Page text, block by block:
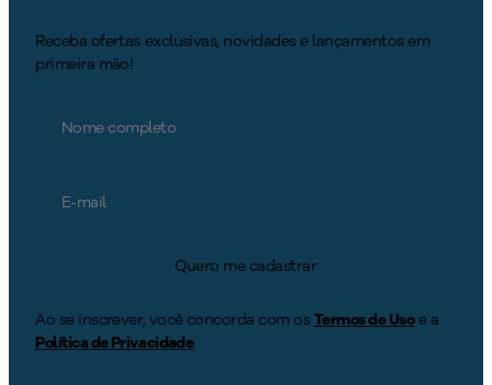
Receba ofertas exclusivas, novidades e lançamentos em
primeira mão!
Quero me cadastrar
Ao se inscrever, você concorda com osTermos de Usoe a
Política de Privacidade.